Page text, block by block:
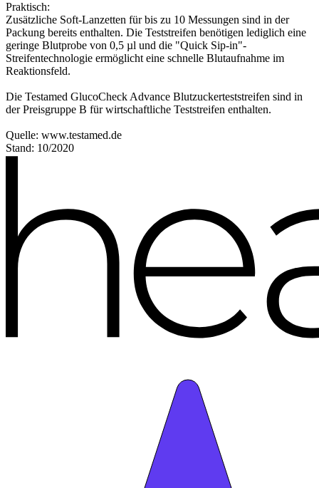
Praktisch:
Zusätzliche Soft-Lanzetten für bis zu 10 Messungen sind in der
Packung bereits enthalten. Die Teststreifen benötigen lediglich eine
geringe Blutprobe von 0,5 µl und die "Quick Sip-in"-
Streifentechnologie ermöglicht eine schnelle Blutaufnahme im
Reaktionsfeld.
Die Testamed GlucoCheck Advance Blutzuckerteststreifen sind in
der Preisgruppe B für wirtschaftliche Teststreifen enthalten.
Quelle: www.testamed.de
Stand: 10/2020